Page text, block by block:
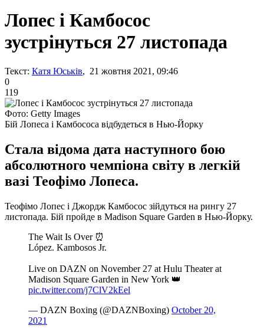
Лопес і Камбосос
зустрінуться 27 листопада
Текст: Катя Юськів, 21 жовтня 2021, 09:46
0
119
Фото: Getty Images
Бій Лопеса і Камбососа відбудеться в Нью-Йорку
Стала відома дата наступного бою
абсолютного чемпіона світу в легкій
вазі Теофімо Лопеса.
Теофімо Лопес і Джордж Камбосос зійдуться на рингу 27
листопада. Бій пройде в Madison Square Garden в Нью-Йорку.
The Wait Is Over ⏰
López. Kambosos Jr.
Live on DAZN on November 27 at Hulu Theater at
Madison Square Garden in New York 👑
pic.twitter.com/j7ClV2kEel
— DAZN Boxing (@DAZNBoxing) October 20,
2021